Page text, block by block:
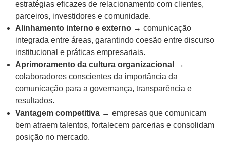
estratégias eficazes de relacionamento com clientes,
parceiros, investidores e comunidade.
Alinhamento interno e externo → comunicação
integrada entre áreas, garantindo coesão entre discurso
institucional e práticas empresariais.
Aprimoramento da cultura organizacional
→
colaboradores conscientes da importância da
comunicação para a governança, transparência e
resultados.
Vantagem competitiva → empresas que comunicam
bem atraem talentos, fortalecem parcerias e consolidam
posição no mercado.